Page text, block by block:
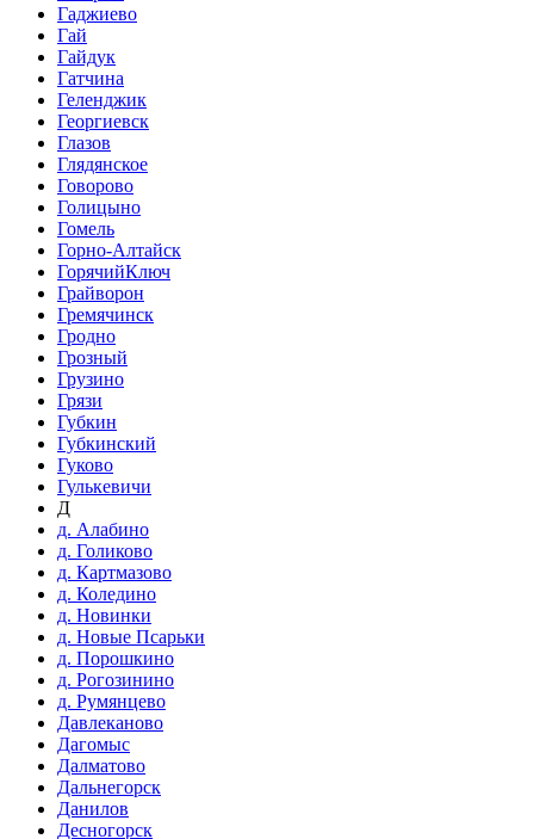
Гаджиево
Гай
Гайдук
Гатчина
Геленджик
Георгиевск
Глазов
Глядянское
Говорово
Голицыно
Гомель
Горно-Алтайск
ГорячийКлюч
Грайворон
Гремячинск
Гродно
Грозный
Грузино
Грязи
Губкин
Губкинский
Гуково
Гулькевичи
Д
д. Алабино
д. Голиково
д. Картмазово
д. Коледино
д. Новинки
д. Новые Псарьки
д. Порошкино
д. Рогозинино
д. Румянцево
Давлеканово
Дагомыс
Далматово
Дальнегорск
Данилов
Десногорск